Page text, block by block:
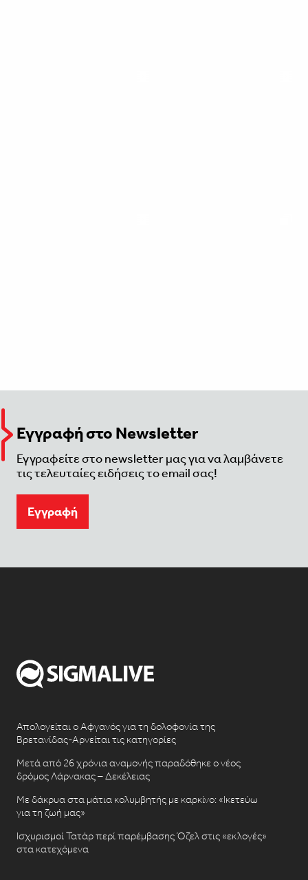
Εγγραφή στο Newsletter
Εγγραφείτε στο newsletter μας για να λαμβάνετε
τις τελευταίες ειδήσεις το email σας!
Eγγραφή
Απολογείται ο Αφγανός για τη δολοφονία της
Βρετανίδας-Αρνείται τις κατηγορίες
Μετά από 26 χρόνια αναμονής παραδόθηκε ο νέος
δρόμος Λάρνακας – Δεκέλειας
Με δάκρυα στα μάτια κολυμβητής με καρκίνο: «Ικετεύω
για τη ζωή μας»
Ισχυρισμοί Τατάρ περί παρέμβασης Όζελ στις «εκλογές»
στα κατεχόμενα